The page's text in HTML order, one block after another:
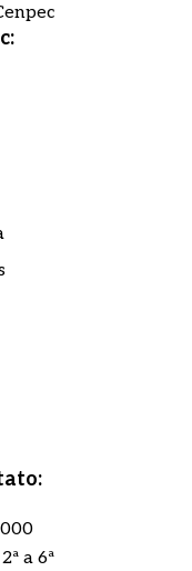
e estou
a sua
dee estou
a 6ª